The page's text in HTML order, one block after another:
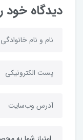
دیدگاه خود